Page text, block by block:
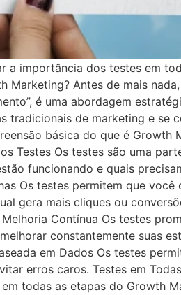
importância dos testes em
Antes de mais
é uma abordagem
de marketing e se
básica do que é Growth
Testes Os testes são uma
funcionando e quais
Os testes permitem que
gera mais cliques ou
Contínua Os testes
constantemente suas
em Dados Os testes
erros caros. Testes em
todas as etapas do Growth